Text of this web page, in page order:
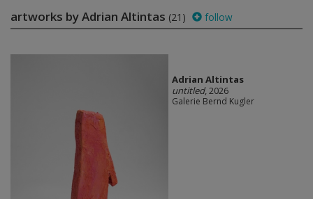
artworks by Adrian Altintas (21) follow
Adrian Altintas
untitled, 2026
Galerie Bernd Kugler